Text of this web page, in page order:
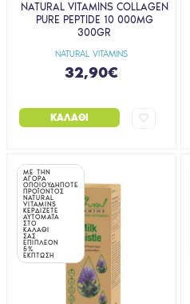
NATURAL VITAMINS
NATURAL VITAMINS COLLAGEN
PURE PEPTIDE 10 000MG
300GR
32,90€
ΚΑΛΆΘΙ
ΜΕ ΤΗΝ
ΑΓΟΡΑ
ΟΠΟΙΟΥΔΗΠΟΤΕ
ΠΡΟΪΟΝΤΟΣ
NATURAL
VITAMINS
ΚΕΡΔΙΖΕΤΕ
ΑΥΤΟΜΑΤΑ
ΣΤΟ
ΚΑΛΑΘΙ
ΣΑΣ
ΕΠΙΠΛΕΟΝ
5%
ΕΚΠΤΩΣΗ